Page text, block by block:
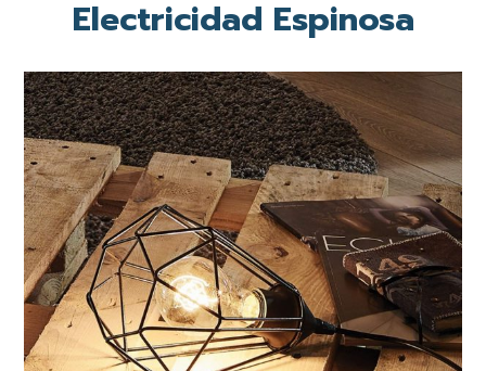
Electricidad Espinosa